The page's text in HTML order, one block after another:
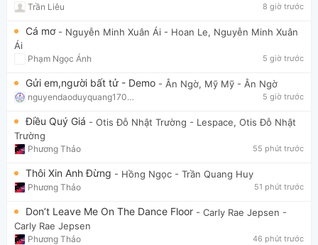
Trần Liêu 8 giờ trước
Cá mơ - Nguyễn Minh Xuân Ái - Hoan Le, Nguyễn Minh Xuân
Ái
Phạm Ngọc Ánh 5 giờ trước
Gửi em,người bất tử - Demo - Ân Ngờ, Mỹ Mỹ - Ân Ngờ
nguyendaoduyquang17021 5 giờ trước
Điều Quý Giá - Otis Đỗ Nhật Trường - Lespace, Otis Đỗ Nhật
Trường
Phương Thảo 55 phút trước
Thôi Xin Anh Đừng - Hồng Ngọc - Trần Quang Huy
Phương Thảo 51 phút trước
Don’t Leave Me On The Dance Floor - Carly Rae Jepsen -
Carly Rae Jepsen
Phương Thảo 46 phút trước